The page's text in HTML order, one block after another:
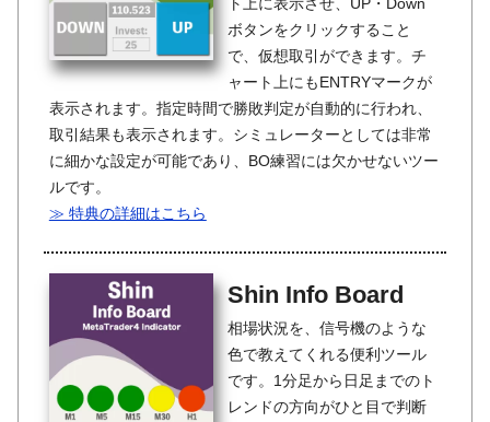
ト上に表示させ、UP・Down
ボタンをクリックすること
で、仮想取引ができます。チ
ャート上にもENTRYマークが
表示されます。指定時間で勝敗判定が自動的に行われ、
取引結果も表示されます。シミュレーターとしては非常
に細かな設定が可能であり、BO練習には欠かせないツー
ルです。
≫ 特典の詳細はこちら
Shin Info Board
相場状況を、信号機のような
色で教えてくれる便利ツール
です。1分足から日足までのト
レンドの方向がひと目で判断